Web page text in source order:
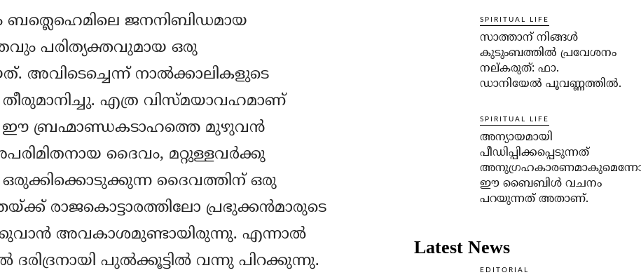
ബത്ലെഹെമിലെ ജനനിബിഡമായ
പരിത്യക്തവുമായ ഒരു
അവിടെച്ചെന്ന് നാല്‍ക്കാലികളുടെ
എത്ര വിസ്മയാവഹമാണ്
ഈ ബ്രഹ്മാണ്ഡകടാഹത്തെ മുഴുവന്‍
ദൈവം, മറ്റുള്ളവര്‍ക്കു
ഒരുക്കിക്കൊടുക്കുന്ന ദൈവത്തിന് ഒരു
രാജകൊട്ടാരത്തിലോ പ്രഭുക്കന്‍മാരുടെ
അവകാശമുണ്ടായിരുന്നു. എന്നാല്‍
ദരിദ്രനായി പുല്‍ക്കൂട്ടില്‍ വന്നു പിറക്കുന്നു.
SPIRITUAL LIFE
സാത്താന് നിങ്ങള്‍
കുടുംബത്തില്‍ പ്രവേശനം
നല്കരുത്: ഫാ.
ഡാനിയേല്‍ പൂവണ്ണത്തില്‍.
SPIRITUAL LIFE
അന്യായമായി
പീഡിപ്പിക്കപ്പെടുന്നത്
ഈ ബൈബിള്‍ വചനം
പറയുന്നത് അതാണ്.
Latest News
EDITORIAL